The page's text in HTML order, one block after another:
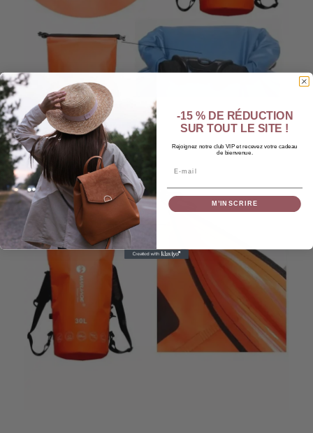
-15 % DE RÉDUCTION
SUR TOUT LE SITE !
Rejoignez notre club VIP et recevez votre cadeau
de bienvenue.
M’INSCRIRE